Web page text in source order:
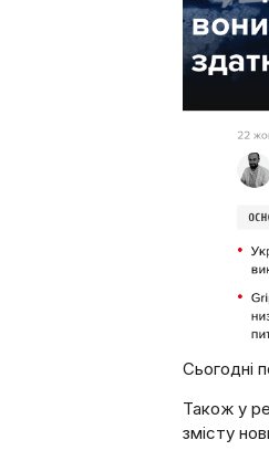
Сьогодні
Також у
змісту